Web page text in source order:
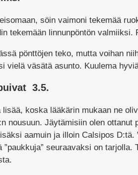
söin vaimoni tekemää
tekemään linnunpöntön valmiiksi.
pönttöjen teko, mutta voihan
vielä väsätä asunto. Kuulema
3.5.
lisää, koska lääkärin mukaan ne
nousuun. Jäytämisiin olen ottanut
aamuin ja illoin Calsipos
”paukkuja” seuraavaksi on tarjolla.